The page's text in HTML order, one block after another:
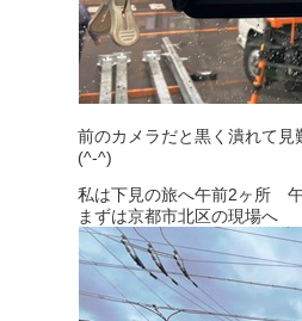
前のカメラだと黒く潰れて
(^-^)
私は下見の旅へ午前2ヶ所
まずは京都市北区の現場へ